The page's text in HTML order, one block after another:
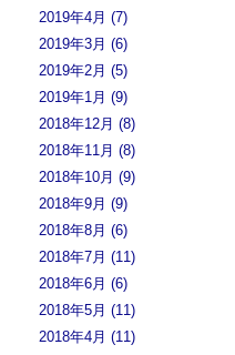
2019年4月 (7)
2019年3月 (6)
2019年2月 (5)
2019年1月 (9)
2018年12月 (8)
2018年11月 (8)
2018年10月 (9)
2018年9月 (9)
2018年8月 (6)
2018年7月 (11)
2018年6月 (6)
2018年5月 (11)
2018年4月 (11)